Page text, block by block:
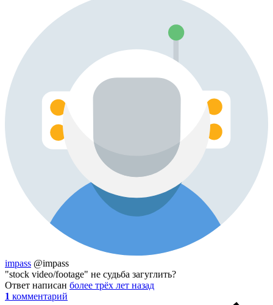
impass @impass
"stock video/footage" не судьба загуглить?
Ответ написан более трёх лет назад
1 комментарий